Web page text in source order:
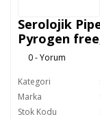
Serolojik
Pyrogen
0 - Yorum
Kategori
Marka
Stok Kodu